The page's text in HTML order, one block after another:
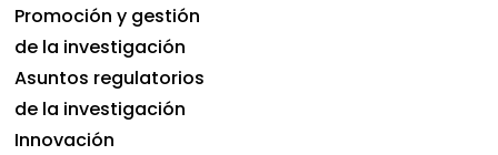
Promoción y gestión
de la investigación
Asuntos regulatorios
de la investigación
Innovación